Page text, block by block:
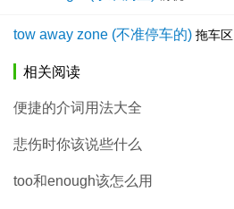
tow away zone (不准停车的) 拖车区
相关阅读
便捷的介词用法大全
悲伤时你该说些什么
too和enough该怎么用